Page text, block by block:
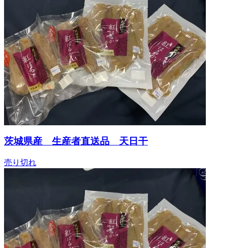
茨城県産 生産者直送品 天日干
売り切れ